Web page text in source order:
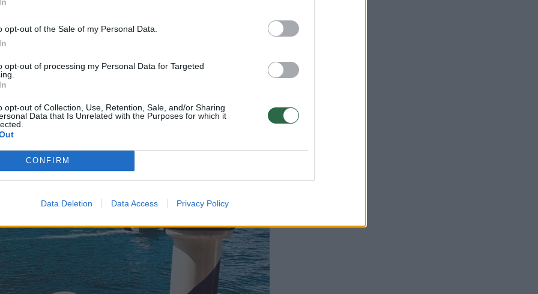
opt-out of the Sale of my Personal Data.
opt-out of processing my Personal Data for Targeted
opt-out of Collection, Use, Retention, Sale, and/or Sharing
Data that Is Unrelated with the Purposes for which it
CONFIRM
Data Deletion Data Access Privacy Policy